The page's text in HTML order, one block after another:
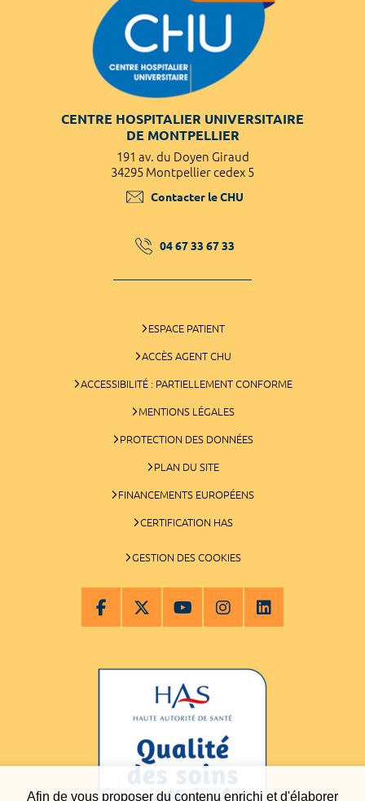
Afin de vous proposer du contenu enrichi et d'élaborer
CENTRE HOSPITALIER UNIVERSITAIRE
DE MONTPELLIER
191 av. du Doyen Giraud
34295 Montpellier cedex 5
Contacter le CHU
04 67 33 67 33
ESPACE PATIENT
ACCÈS AGENT CHU
ACCESSIBILITÉ : PARTIELLEMENT CONFORME
MENTIONS LÉGALES
PROTECTION DES DONNÉES
PLAN DU SITE
FINANCEMENTS EUROPÉENS
CERTIFICATION HAS
GESTION DES COOKIES